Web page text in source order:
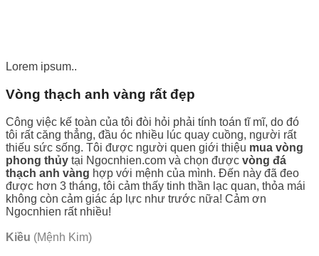
Lorem ipsum..
Vòng thạch anh vàng rất đẹp
Công việc kế toàn của tôi đòi hỏi phải tính toán tĩ mĩ, do đó
tôi rất căng thẳng, đầu óc nhiều lúc quay cuồng, người rất
thiếu sức sống. Tôi được người quen giới thiệu mua vòng
phong thủy tại Ngocnhien.com và chọn được vòng đá
thạch anh vàng hợp với mệnh của mình. Đến này đã đeo
được hơn 3 tháng, tôi cảm thấy tinh thần lạc quan, thỏa mái
không còn cảm giác áp lực như trước nữa! Cảm ơn
Ngocnhien rất nhiều!
Kiều (Mệnh Kim)